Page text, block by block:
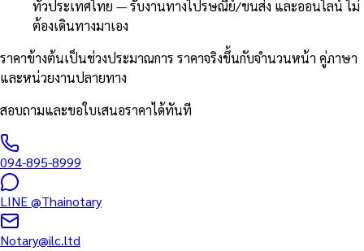
ทั่วประเทศไทย — รับงานทางไปรษณีย์/ขนส่ง และออนไลน์ ไม่
ต้องเดินทางมาเอง
ราคาข้างต้นเป็นช่วงประมาณการ ราคาจริงขึ้นกับจำนวนหน้า คู่ภาษา
และหน่วยงานปลายทาง
สอบถามและขอใบเสนอราคาได้ทันที
094-895-8999
LINE@Thainotary
Notary@ilc.ltd